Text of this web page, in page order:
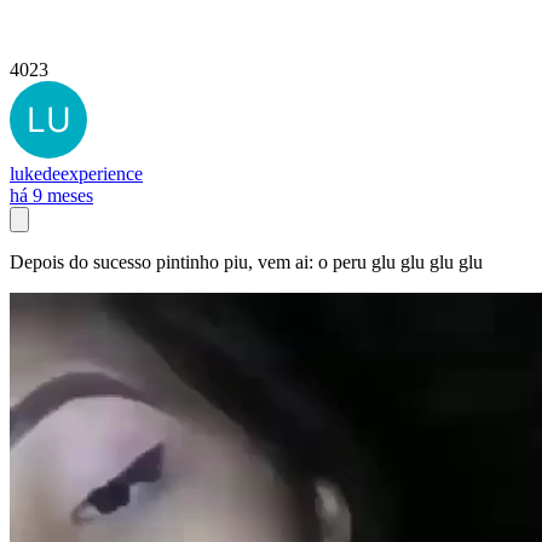
4023
lukedeexperience
há 9 meses
Depois do sucesso pintinho piu, vem ai: o peru glu glu glu glu